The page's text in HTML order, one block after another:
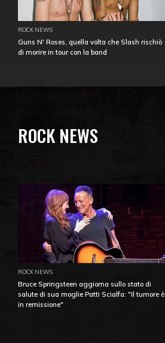
ROCK NEWS
Guns N' Roses, quella volta che Slash rischiò
di morire in tour con la band
ROCK NEWS
ROCK NEWS
Bruce Springsteen aggiorna sullo stato di
salute di sua moglie Patti Scialfa: "Il tumore è
in remissione"